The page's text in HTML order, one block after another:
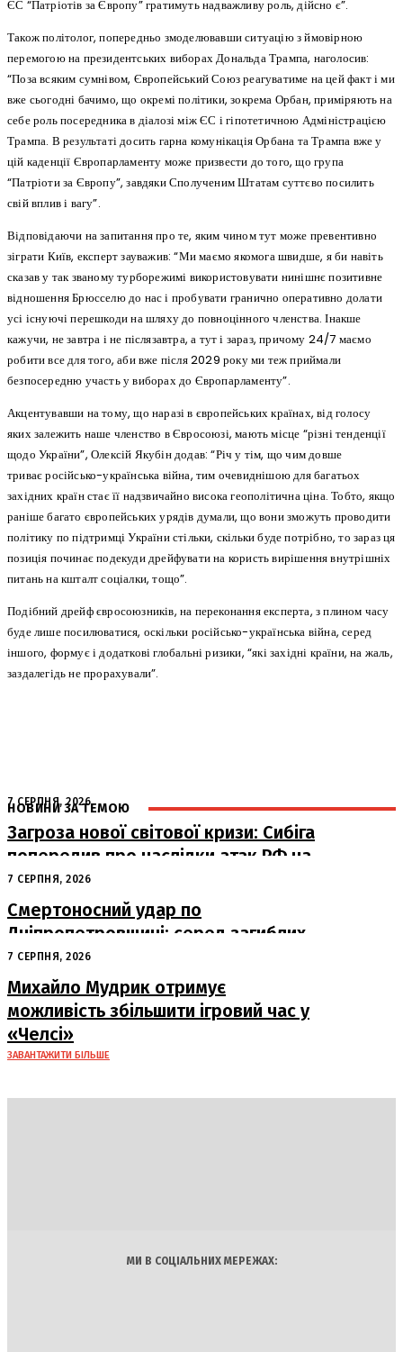
ЄС “Патріотів за Європу” гратимуть надважливу роль, дійсно є”.
Також політолог, попередньо змоделювавши ситуацію з ймовірною
перемогою на президентських виборах Дональда Трампа, наголосив:
“Поза всяким сумнівом, Європейський Союз реагуватиме на цей факт і ми
вже сьогодні бачимо, що окремі політики, зокрема Орбан, приміряють на
себе роль посередника в діалозі між ЄС і гіпотетичною Адміністрацією
Трампа. В результаті досить гарна комунікація Орбана та Трампа вже у
цій каденції Європарламенту може призвести до того, що група
“Патріоти за Європу”, завдяки Сполученим Штатам суттєво посилить
свій вплив і вагу”.
Відповідаючи на запитання про те, яким чином тут може превентивно
зіграти Київ, експерт зауважив: “Ми маємо якомога швидше, я би навіть
сказав у так званому турборежимі використовувати нинішнє позитивне
відношення Брюсселю до нас і пробувати гранично оперативно долати
усі існуючі перешкоди на шляху до повноцінного членства. Інакше
кажучи, не завтра і не післязавтра, а тут і зараз, причому 24/7 маємо
робити все для того, аби вже після 2029 року ми теж приймали
безпосередню участь у виборах до Європарламенту”.
Акцентувавши на тому, що наразі в європейських країнах, від голосу
яких залежить наше членство в Євросоюзі, мають місце “різні тенденції
щодо України”, Олексій Якубін додав: “Річ у тім, що чим довше
триває російсько-українська війна, тим очевиднішою для багатьох
західних країн стає її надзвичайно висока геополітична ціна. Тобто, якщо
раніше багато європейських урядів думали, що вони зможуть проводити
політику по підтримці України стільки, скільки буде потрібно, то зараз ця
позиція починає подекуди дрейфувати на користь вирішення внутрішніх
питань на кшталт соціалки, тощо”.
Подібний дрейф євросоюзників, на переконання експерта, з плином часу
буде лише посилюватися, оскільки російсько-українська війна, серед
іншого, формує і додаткові глобальні ризики, “які західні країни, на жаль,
заздалегідь не прорахували”.
НОВИНИ ЗА ТЕМОЮ
7 СЕРПНЯ, 2026
Загроза нової світової кризи: Сибіга
попередив про наслідки атак РФ на
судна
7 СЕРПНЯ, 2026
Смертоносний удар по
Дніпропетровщині: серед загиблих
– працівники «Укрпошти»
7 СЕРПНЯ, 2026
Михайло Мудрик отримує
можливість збільшити ігровий час у
«Челсі»
ЗАВАНТАЖИТИ БІЛЬШЕ
МИ В СОЦІАЛЬНИХ МЕРЕЖАХ: